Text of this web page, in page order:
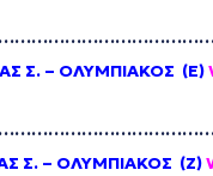
Σ. – ΟΛΥΜΠΙΑΚΟΣ (Ε)
Σ. – ΟΛΥΜΠΙΑΚΟΣ (Z)